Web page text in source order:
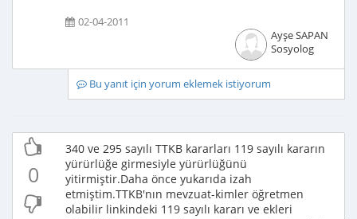
02-04-2011
Ayşe SAPAN
Sosyolog
Bu yanıt için yorum eklemek istiyorum
0
340 ve 295 sayılı TTKB kararları 119 sayılı kararın
yürürlüğe girmesiyle yürürlüğünü
yitirmiştir.Daha önce yukarıda izah
etmiştim.TTKB'nın mevzuat-kimler öğretmen
olabilir linkindeki 119 sayılı kararı ve ekleri